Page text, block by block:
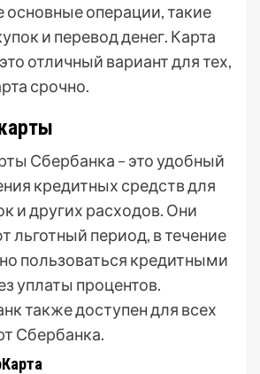
основные операции, такие
и перевод денег. Карта
отличный вариант для тех,
срочно.
Сбербанка – это удобный
кредитных средств для
и других расходов. Они
льготный период, в течение
пользоваться кредитными
уплаты процентов.
также доступен для всех
Сбербанка.